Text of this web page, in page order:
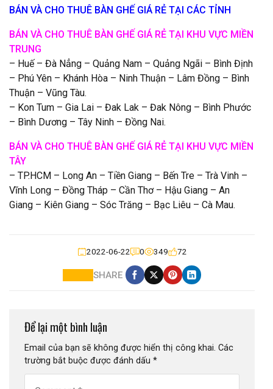
BÁN VÀ CHO THUÊ BÀN GHẾ GIÁ RẺ TẠI CÁC TỈNH
BÁN VÀ CHO THUÊ BÀN GHẾ GIÁ RẺ TẠI KHU VỰC MIỀN
TRUNG
– Huế – Đà Nẳng – Quảng Nam – Quảng Ngãi – Bình Định
– Phú Yên – Khánh Hòa – Ninh Thuận – Lâm Đồng – Bình
Thuận – Vũng Tàu.
– Kon Tum – Gia Lai – Đak Lak – Đak Nông – Bình Phước
– Bình Dương – Tây Ninh – Đồng Nai.
BÁN VÀ CHO THUÊ BÀN GHẾ GIÁ RẺ TẠI KHU VỰC MIỀN
TÂY
– TP.HCM – Long An – Tiền Giang – Bến Tre – Trà Vinh –
Vĩnh Long – Đồng Tháp – Cần Thơ – Hậu Giang – An
Giang – Kiên Giang – Sóc Trăng – Bạc Liêu – Cà Mau.
2022-06-22 0 349 72
SHARE
Để lại một bình luận
Email của bạn sẽ không được hiển thị công khai. Các
trường bắt buộc được đánh dấu *